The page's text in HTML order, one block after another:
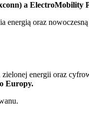
a ElectroMobility
oraz
energii oraz
Europy.